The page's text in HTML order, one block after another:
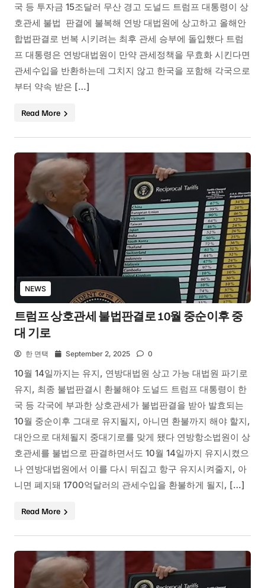
국 등 투자금 15조달러 무산 경고 도널드 트럼프 대통령이 상
호관세 불법 판결에 불복해 연방 대법원에 상고하고 올해안
합법판결로 번복 시키려는 최후 관세 승부에 돌입했다 트럼
프 대통령은 연방대법원이 만약 관세정책을 무효화 시킨다면
관세수입을 반환하는데 그치지 않고 한국을 포함해 각국으로
부터 약속 받은 […]
Read More
NEWS
트럼프 상호관세 불법판결로 10월 중순이후 중
대 기로
한 면택 September 2, 2025 0
10월 14일까지는 유지, 연방대법원 상고 가능 대법원 파기로
유지, 최종 불법판결시 환불해야 도널드 트럼프 대통령이 한
국 등 각국에 부과한 상호관세가 불법판결을 받아 발효되는
10월 중순이후 그대로 유지될지, 아니면 환불까지 해야 할지,
대안으로 대체될지 중대기로를 맞게 됐다 연방항소법원이 상
호관세를 불법으로 판결하면서도 10월 14일까지 유지시켰으
나 연방대법원에서 이를 다시 뒤집고 항구 유지시켜줄지, 아
니면 폐지돼 1700억달러의 관세수입을 환불하게 될지, […]
Read More